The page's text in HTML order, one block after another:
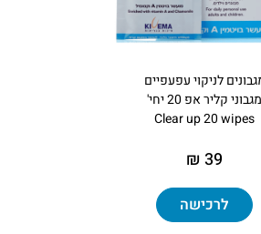
‏לניקוי‏ ‏עפעפיים
מגבוני קליר אפ 20 יחי'
Clear up 20 wipes
39 ₪
לרכישה